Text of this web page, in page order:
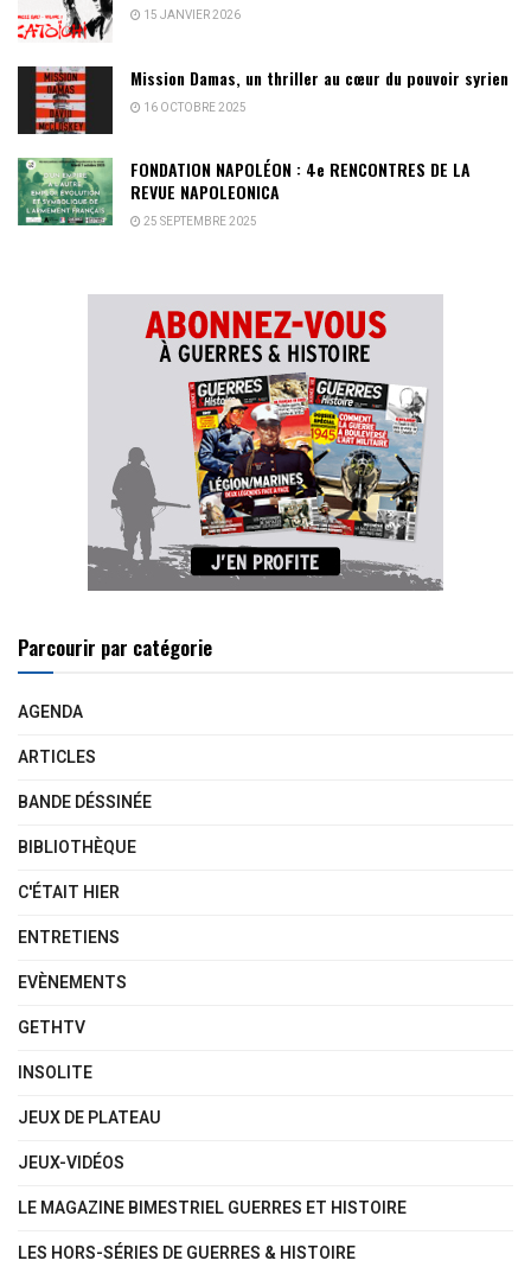
15 JANVIER 2026
Mission Damas, un thriller au cœur du pouvoir syrien
16 OCTOBRE 2025
FONDATION NAPOLÉON : 4e RENCONTRES DE LA
REVUE NAPOLEONICA
25 SEPTEMBRE 2025
Parcourir par catégorie
AGENDA
ARTICLES
BANDE DÉSSINÉE
BIBLIOTHÈQUE
C'ÉTAIT HIER
ENTRETIENS
EVÈNEMENTS
GETHTV
INSOLITE
JEUX DE PLATEAU
JEUX-VIDÉOS
LE MAGAZINE BIMESTRIEL GUERRES ET HISTOIRE
LES HORS-SÉRIES DE GUERRES & HISTOIRE